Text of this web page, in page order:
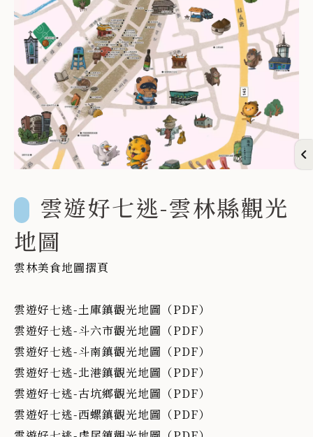
雲遊好七逃-雲林縣觀光
地圖
雲林美食地圖摺頁
雲遊好七逃-土庫鎮觀光地圖（PDF）
雲遊好七逃-斗六市觀光地圖（PDF）
雲遊好七逃-斗南鎮觀光地圖（PDF）
雲遊好七逃-北港鎮觀光地圖（PDF）
雲遊好七逃-古坑鄉觀光地圖（PDF）
雲遊好七逃-西螺鎮觀光地圖（PDF）